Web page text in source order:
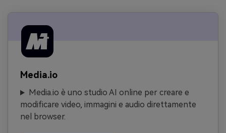
Media.io
Media.io è uno studio AI online per creare e
modificare video, immagini e audio direttamente
nel browser.